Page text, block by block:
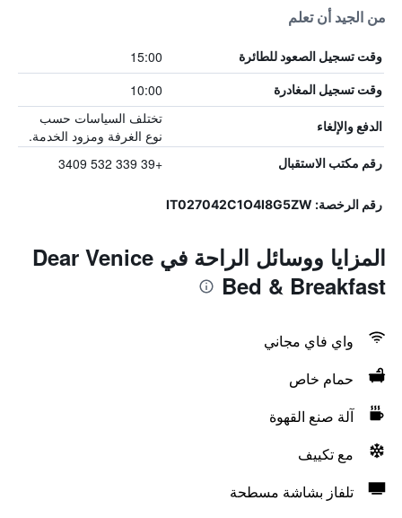
من الجيد أن تعلم
وقت تسجيل الصعود للطائرة 15:00
وقت تسجيل المغادرة 10:00
الدفع والإلغاء
تختلف السياسات حسب
نوع الغرفة ومزود الخدمة.
رقم مكتب الاستقبال +39 339 532 3409
رقم الرخصة: IT027042C1O4I8G5ZW
المزايا ووسائل الراحة في Dear Venice
Bed & Breakfast
واي فاي مجاني
حمام خاص
آلة صنع القهوة
مع تكييف
تلفاز بشاشة مسطحة